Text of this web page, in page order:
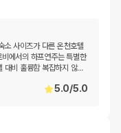
소 사이즈가 다른 온천호텔
에서의 하프연주는 특별한
대비 훌륭함 복잡하지 않…
5.0/5.0